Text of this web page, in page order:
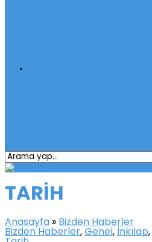
TARİH
Anasayfa » Bizden Haberler
Bizden Haberler, Genel , İnkılap,